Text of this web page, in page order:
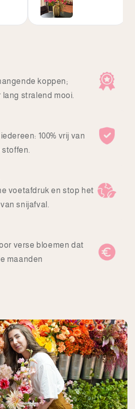
koppen;
lang stralend mooi.
100% vrij van
voetafdruk en stop het
snijafval.
verse bloemen dat
maanden